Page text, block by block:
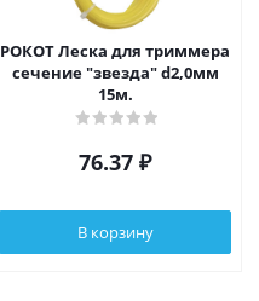
РОКОТ Леска для триммера
сечение "звезда" d2,0мм
15м.
76.37 ₽
В корзину